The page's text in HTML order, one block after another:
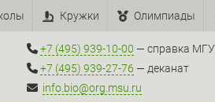
Кружки Олимпиады
+7 (495) 939-10-00 — справка МГУ
+7 (495) 939-27-76 — деканат
info.bio@org.msu.ru